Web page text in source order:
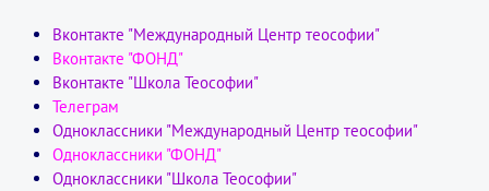
Вконтакте "Международный Центр теософии"
Вконтакте "ФОНД"
Вконтакте "Школа Теософии"
Телеграм
Одноклассники "Международный Центр теософии"
Одноклассники "ФОНД"
Одноклассники "Школа Теософии"